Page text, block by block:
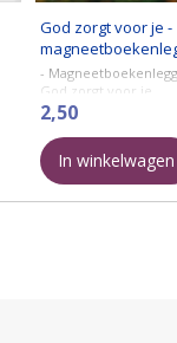
God zorgt voor je -
-
God zorgt voor je
2,50
In winkelwagen